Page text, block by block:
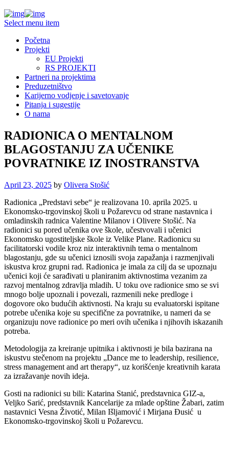
Select menu item
Početna
Projekti
EU Projekti
RS PROJEKTI
Partneri na projektima
Preduzetništvo
Karijerno vodjenje i savetovanje
Pitanja i sugestije
O nama
RADIONICA O MENTALNOM
BLAGOSTANJU ZA UČENIKE
POVRATNIKE IZ INOSTRANSTVA
April 23, 2025 by Olivera Stošić
Radionica „Predstavi sebe“ je realizovana 10. aprila 2025. u
Ekonomsko-trgovinskoj školi u Požarevcu od strane nastavnica i
omladinskih radnica Valentine Milanov i Olivere Stošić. Na
radionici su pored učenika ove škole, učestvovali i učenici
Ekonomsko ugostiteljske škole iz Velike Plane. Radionicu su
facilitatorski vodile kroz niz interaktivnih tema o mentalnom
blagostanju, gde su učenici iznosili svoja zapažanja i razmenjivali
iskustva kroz grupni rad. Radionica je imala za cilj da se upoznaju
učenici koji će sarađivati u planiranim aktivnostima vezanim za
razvoj mentalnog zdravlja mladih. U toku ove radionice smo se svi
mnogo bolje upoznali i povezali, razmenili neke predloge i
dogovore oko budućih aktivnosti. Na kraju su evaluatorski ispitane
potrebe učenika koje su specifične za povratnike, u nameri da se
organizuju nove radionice po meri ovih učenika i njihovih iskazanih
potreba.
Metodologija za kreiranje upitnika i aktivnosti je bila bazirana na
iskustvu stečenom na projektu „Dance me to leadership, resilience,
stress management and art therapy“, uz korišćenje kreativnih karata
za izražavanje novih ideja.
Gosti na radionici su bili: Katarina Stanić, predstavnica GIZ-a,
Veljko Sarić, predstavnik Kancelarije za mlade opštine Žabari, zatim
nastavnici Vesna Životić, Milan Išljamović i Mirjana Đusić u
Ekonomsko-trgovinskoj školi u Požarevcu.